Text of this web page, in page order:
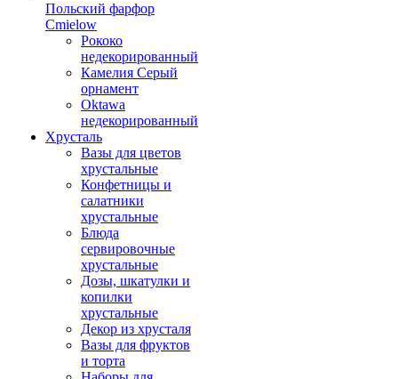
Польский фарфор
Сmielow
Рококо
недекорированный
Камелия Серый
орнамент
Oktawa
недекорированный
Хрусталь
Вазы для цветов
хрустальные
Конфетницы и
салатники
хрустальные
Блюда
сервировочные
хрустальные
Дозы, шкатулки и
копилки
хрустальные
Декор из хрусталя
Вазы для фруктов
и торта